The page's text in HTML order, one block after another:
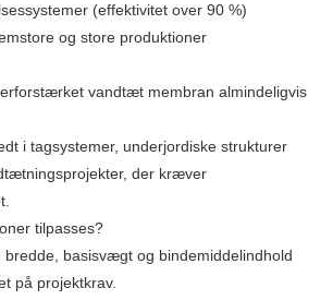
(effektivitet over 90 %)
og store produktioner
vandtæt membran almindeligvis
i tagsystemer, underjordiske strukturer
der kræver
tilpasses?
bredde, basisvægt og bindemiddelindhold
på projektkrav.